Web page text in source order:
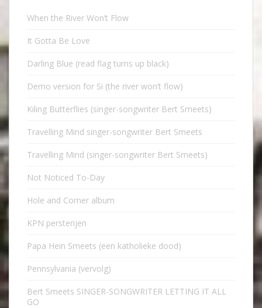
When the River Won’t Flow
It Gotta Be Love
Darling Blue (read flag turns up black)
Demo version for Si (the river won’t flow)
Kiling Butterflies (singer-songwriter Bert Smeets)
Travelling Mind singer-songwriter Bert Smeets
Travelling Mind (singer-songwriter Bert Smeets)
Not Noticed To-Day
Hole and Corner album
KPN persterijen
Papa Hein Smeets (een katholieke dood)
Pennsylvania (vervolg)
Bert Smeets SINGER-SONGWRITER LETTING IT ALL
GO